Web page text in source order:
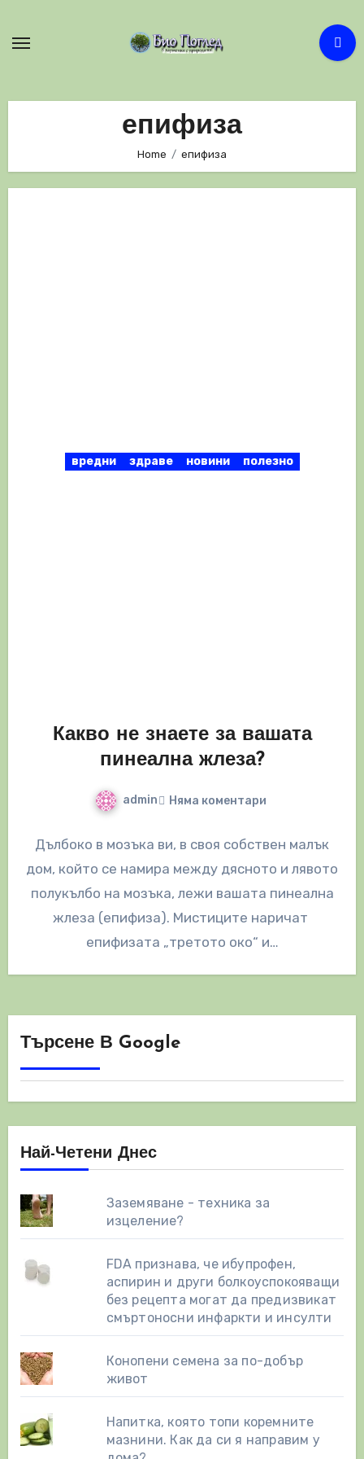
епифиза
Home епифиза
вредни здраве новини полезно
Какво не знаете за вашата
пинеална жлеза?
admin Няма коментари
Дълбоко в мозъка ви, в своя собствен малък
дом, който се намира между дясното и лявото
полукълбо на мозъка, лежи вашата пинеална
жлеза (епифиза). Мистиците наричат ​​
епифизата „третото око“ и…
Търсене В Google
Най-Четени Днес
Заземяване - техника за
изцеление?
FDA признава, че ибупрофен,
аспирин и други болкоуспокояващи
без рецепта могат да предизвикат
смъртоносни инфаркти и инсулти
Конопени семена за по-добър
живот
Напитка, която топи коремните
мазнини. Как да си я направим у